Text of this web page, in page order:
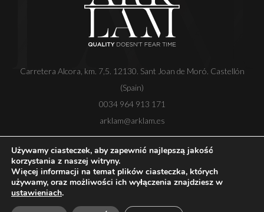
Carretera Alcora, km. 7,5. 12130. Sant Joan de Moró. Castellón
(Spain)
0034 964 913 171
arklam@arklam.es
Copyright Nota prawna
Polityka prywatności
Polityka plików cookie
Używamy ciasteczek, aby zapewnić najlepszą jakość
korzystania z naszej witryny.
Więcej informacji na temat plików ciasteczka, których
używamy, oraz możliwości ich wyłączenia znajdziesz w
ustawieniach.